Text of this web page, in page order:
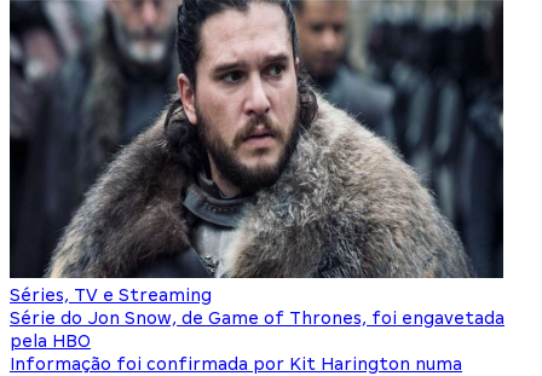
Séries, TV e Streaming
Série do Jon Snow, de Game of Thrones, foi engavetada
pela HBO
Informação foi confirmada por Kit Harington numa